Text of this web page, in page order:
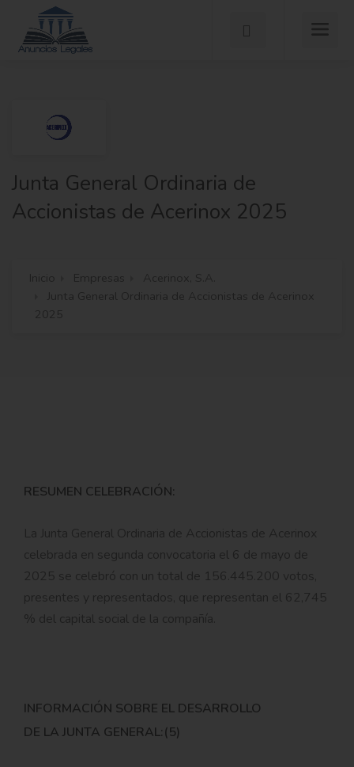
Junta General Ordinaria de
Accionistas de Acerinox 2025
Inicio Empresas
Acerinox, S.A.
Junta General Ordinaria de Accionistas de Acerinox
2025
RESUMEN CELEBRACIÓN:
La Junta General Ordinaria de Accionistas de Acerinox
celebrada en segunda convocatoria el 6 de mayo de
2025 se celebró con un total de 156.445.200 votos,
presentes y representados, que representan el 62,745
% del capital social de la compañía.
INFORMACIÓN SOBRE EL DESARROLLO
DE LA JUNTA GENERAL:(5)